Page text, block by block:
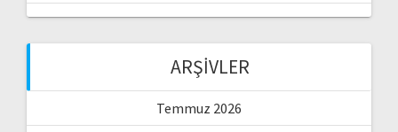
ARŞIVLER
Temmuz 2026